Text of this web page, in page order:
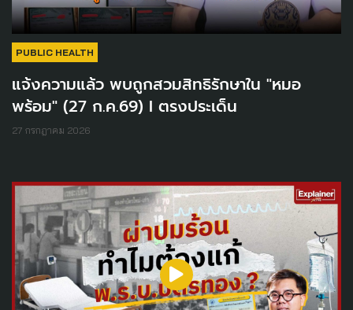
PUBLIC HEALTH
แจ้งความแล้ว พบถูกสวมสิทธิรักษาใน "หมอ
พร้อม" (27 ก.ค.69) I ตรงประเด็น
27 กรกฎาคม 2026